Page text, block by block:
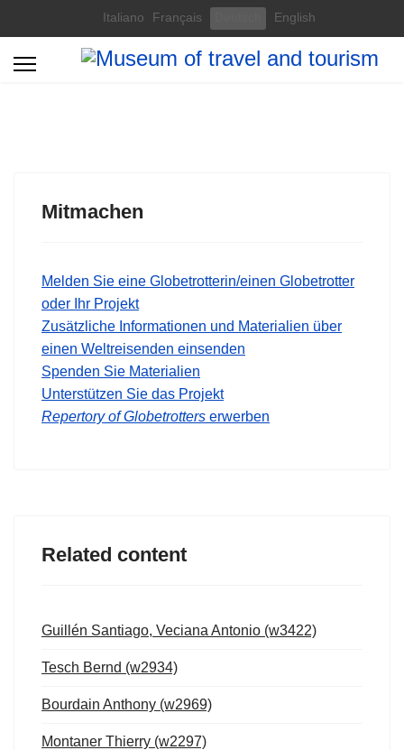
Select your language
Italiano Français English
Mitmachen
Melden Sie eine Globetrotterin/einen Globetrotter
oder Ihr Projekt
Zusätzliche Informationen und Materialien über
einen Weltreisenden einsenden
Spenden Sie Materialien
Unterstützen Sie das Projekt
Repertory of Globetrotters erwerben
Related content
Guillén Santiago, Veciana Antonio (w3422)
Tesch Bernd (w2934)
Bourdain Anthony (w2969)
Montaner Thierry (w2297)